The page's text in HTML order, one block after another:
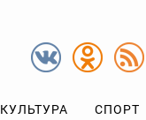
КУЛЬТУРА СПОРТ